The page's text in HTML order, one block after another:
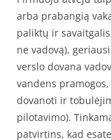
arba prabangią
paliktų ir
ne vadovą),
verslo dovana
vandens
dovanoti ir
pilotavimo).
patvirtins, kad